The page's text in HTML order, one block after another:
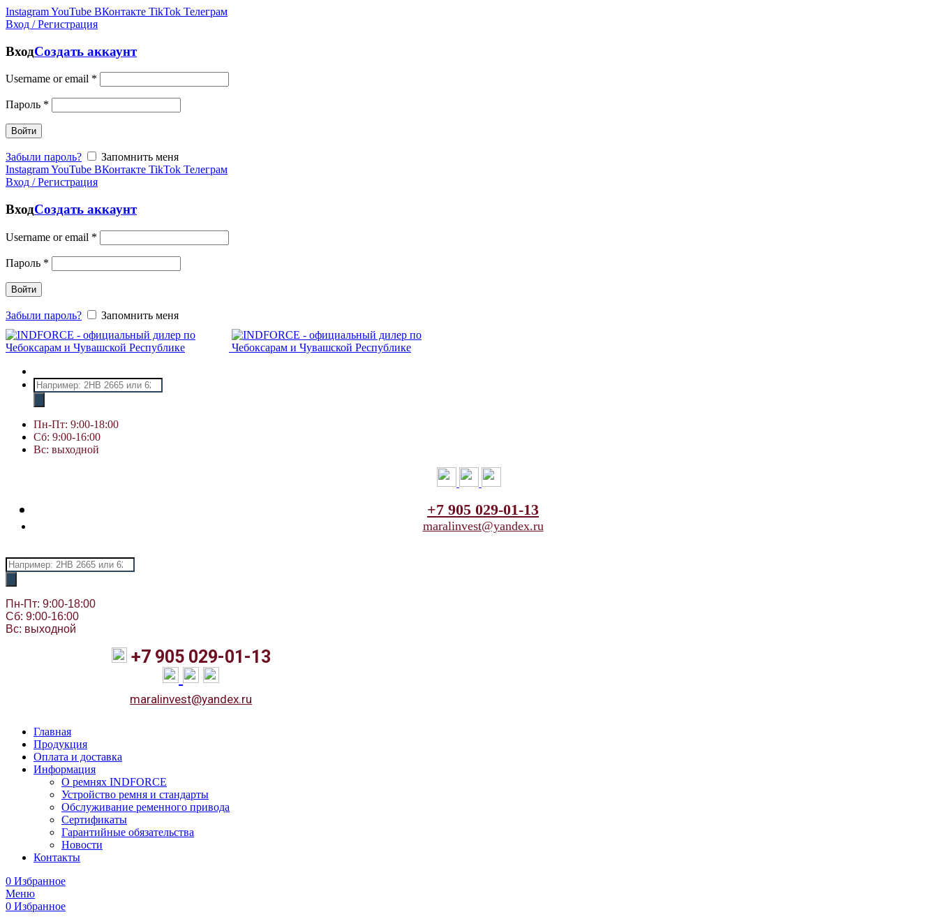
InstagramYouTube ВКонтакте TikTok Телеграм
Вход / Регистрация
ВходСоздать аккаунт
Username or email *
Пароль *
Войти
Забыли пароль?
Запомнить меня
InstagramYouTube ВКонтакте TikTok Телеграм
Вход / Регистрация
ВходСоздать аккаунт
Username or email *
Пароль *
Войти
Забыли пароль? Запомнить меня
Поиск
товаров
Пн-Пт: 9:00-18:00
Сб: 9:00-16:00
Вс: выходной
+7 905 029-01-13
maralinvest@yandex.ru
Поиск
товаров
Пн-Пт: 9:00-18:00
Сб: 9:00-16:00
Вс: выходной
+7 905 029-01-13
maralinvest@yandex.ru
Главная
Продукция
Оплата и доставка
Информация
О ремнях INDFORCE
Устройство ремня и стандарты
Обслуживание ременного привода
Сертификаты
Гарантийные обязательства
Новости
Контакты
0 Избранное
Меню
0 Избранное